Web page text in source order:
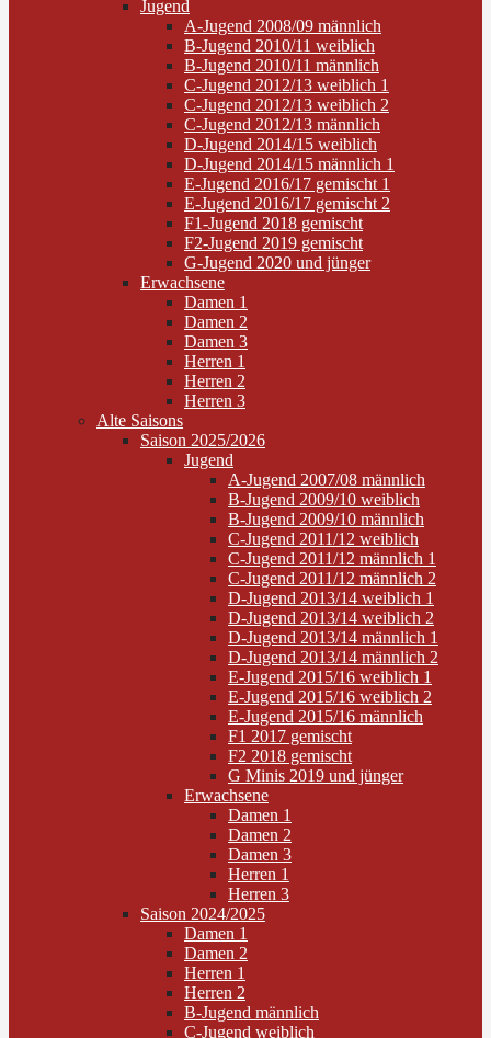
Jugend
A-Jugend 2008/09 männlich
B-Jugend 2010/11 weiblich
B-Jugend 2010/11 männlich
C-Jugend 2012/13 weiblich 1
C-Jugend 2012/13 weiblich 2
C-Jugend 2012/13 männlich
D-Jugend 2014/15 weiblich
D-Jugend 2014/15 männlich 1
E-Jugend 2016/17 gemischt 1
E-Jugend 2016/17 gemischt 2
F1-Jugend 2018 gemischt
F2-Jugend 2019 gemischt
G-Jugend 2020 und jünger
Erwachsene
Damen 1
Damen 2
Damen 3
Herren 1
Herren 2
Herren 3
Alte Saisons
Saison 2025/2026
Jugend
A-Jugend 2007/08 männlich
B-Jugend 2009/10 weiblich
B-Jugend 2009/10 männlich
C-Jugend 2011/12 weiblich
C-Jugend 2011/12 männlich 1
C-Jugend 2011/12 männlich 2
D-Jugend 2013/14 weiblich 1
D-Jugend 2013/14 weiblich 2
D-Jugend 2013/14 männlich 1
D-Jugend 2013/14 männlich 2
E-Jugend 2015/16 weiblich 1
E-Jugend 2015/16 weiblich 2
E-Jugend 2015/16 männlich
F1 2017 gemischt
F2 2018 gemischt
G Minis 2019 und jünger
Erwachsene
Damen 1
Damen 2
Damen 3
Herren 1
Herren 3
Saison 2024/2025
Damen 1
Damen 2
Herren 1
Herren 2
B-Jugend männlich
C-Jugend weiblich